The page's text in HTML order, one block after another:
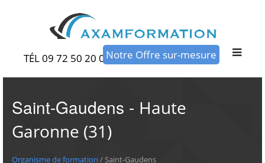
Notre Offre sur-mesure
TÉL 09 72 50 20 00
Saint-Gaudens - Haute
Garonne (31)
Organisme de formation / Saint-Gaudens